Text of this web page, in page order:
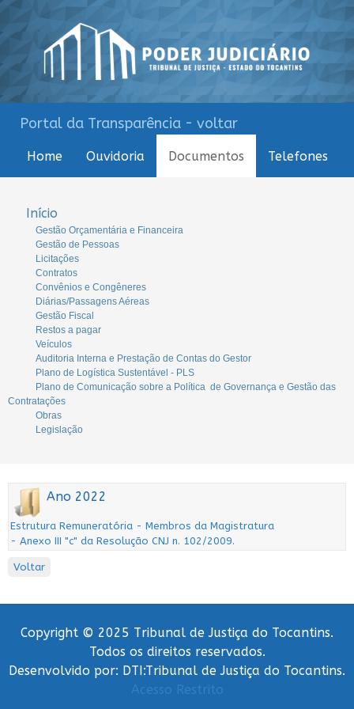
Portal da Transparência - voltar
Home Ouvidoria Documentos Telefones
Início
Gestão Orçamentária e Financeira
Gestão de Pessoas
Licitações
Contratos
Convênios e Congêneres
Diárias/Passagens Aéreas
Gestão Fiscal
Restos a pagar
Veículos
Auditoria Interna e Prestação de Contas do Gestor
Plano de Logística Sustentável - PLS
Plano de Comunicação sobre a Política de Governança e Gestão das
Contratações
Obras
Legislação
Ano 2022
Estrutura Remuneratória - Membros da Magistratura
- Anexo III "c" da Resolução CNJ n. 102/2009.
Voltar
Copyright © 2025 Tribunal de Justiça do Tocantins.
Todos os direitos reservados.
Desenvolvido por: DTI:Tribunal de Justiça do Tocantins.